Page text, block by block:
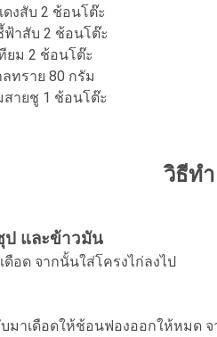
งสับ 2 ช้อนโต๊ะ
าสับ 2 ช้อนโต๊ะ
ยม 2 ช้อนโต๊ะ
ทราย 80 กรัม
ายชู 1 ช้อนโต๊ะ
วิธีท
ป และข้าวมัน
ดือด จากนั้นใส่โครงไก่ลงไป
มาเดือดให้ช้อนฟองออกให้หมด